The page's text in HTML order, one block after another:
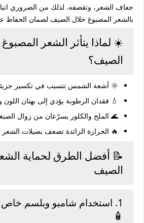
جفاف الشعر، وتقصفه. لذلك من الضروري
بالشعر المصبوغ خلال الصيف لضمان الحفاظ
☀️ لماذا يتأثر الشعر
الصيف؟
🌞 أشعة الشمس تتسبب في تكسير
💧 فقدان الرطوبة يؤدي إلى بهتان
🌊 الملح والكلور يسرّعان من زوال
🔥 الحرارة الزائدة تضعف بصيلات
📝 أفضل الطرق لحماية
الصيف
1. استخدام شامبو وبلسم خاص
🧴